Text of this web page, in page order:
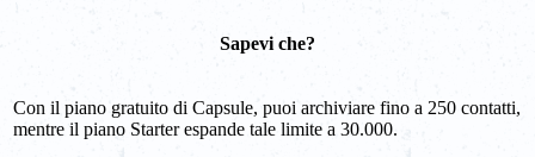
Sapevi che?
Con il piano gratuito di Capsule, puoi archiviare fino a 250 contatti,
mentre il piano Starter espande tale limite a 30.000.